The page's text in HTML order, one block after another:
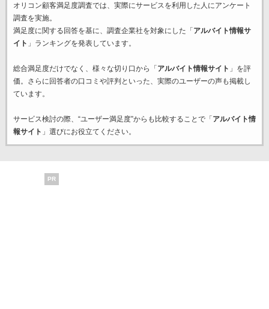
オリコン顧客満足度調査では、実際にサービスを利用した 人にアンケート
調査を実施。
満足度に関する回答を基に、調査企業社を対象にした「 アルバイト情報サ
イト 」ランキングを発表しています。
総合満足度だけでなく、様々な切り口から「 アルバイト情報サイト 」を評
価。さらに回答者の口コミや評判といった、実際のユーザーの声も掲載し
ています。
サービス検討の際、“ユーザー満足度”からも比較することで「 アルバイト情
報サイト 」選びにお役立てください。
PR